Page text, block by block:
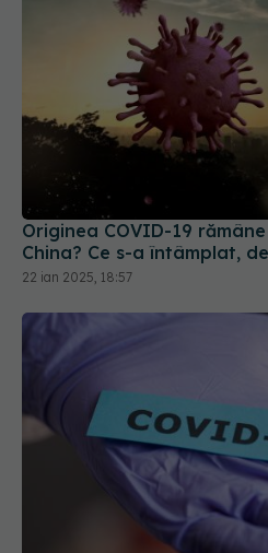
Originea COVID-19
China? Ce s-a întâmplat,
22 ian 2025, 18:57
COVID, asociat cu o boală
Apare la peste un an de la